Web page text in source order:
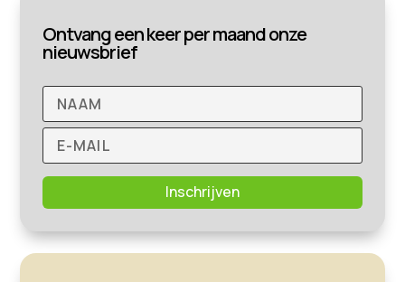
Ontvang een keer per maand onze
nieuwsbrief
Inschrijven